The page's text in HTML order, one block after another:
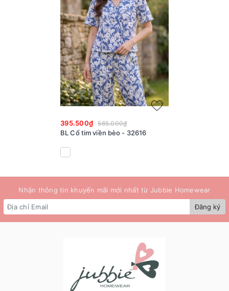
395.500₫ 565.000₫
BL Cổ tim viền bèo - 32616
Nhận thông tin khuyến mãi mới nhất từ Jubbie Homewear
Đăng ký